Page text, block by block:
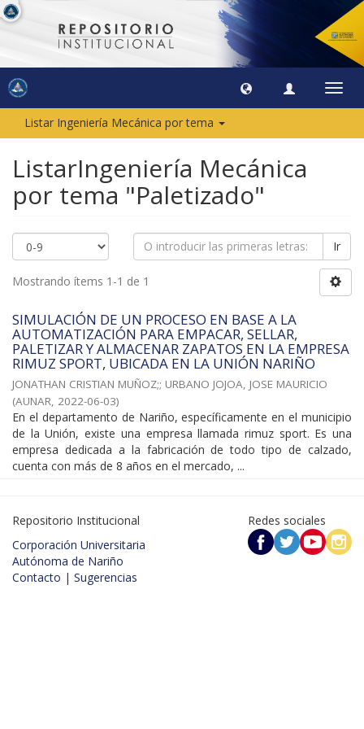
Listar Ingeniería Mecánica por tema
ListarIngeniería Mecánica
por tema "Paletizado"
Ir
Mostrando ítems 1-1 de 1
SIMULACIÓN DE UN PROCESO EN BASE A LA
AUTOMATIZACIÓN PARA EMPACAR, SELLAR,
PALETIZAR Y ALMACENAR ZAPATOS EN LA EMPRESA
RIMUZ SPORT, UBICADA EN LA UNIÓN NARIÑO
JONATHAN CRISTIAN MUÑOZ;; URBANO JOJOA, JOSE MAURICIO
(AUNAR, 2022-06-03)
En el departamento de Nariño, específicamente en el municipio
de la Unión, existe una empresa llamada rimuz sport. Es una
empresa dedicada a la fabricación de todo tipo de calzado,
cuenta con más de 8 años en el mercado, ...
Repositorio Institucional
Corporación Universitaria
Autónoma de Nariño
Contacto | Sugerencias
Redes sociales